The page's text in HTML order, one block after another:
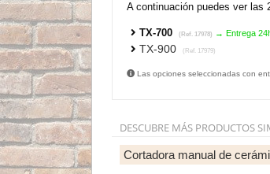
A continuación puedes ver las
TX-700 (Ref. 17978) → Entrega
TX-900 (Ref. 17979)
Las opciones seleccionadas con
DESCUBRE MÁS PRODUCTOS
Cortadora manual de